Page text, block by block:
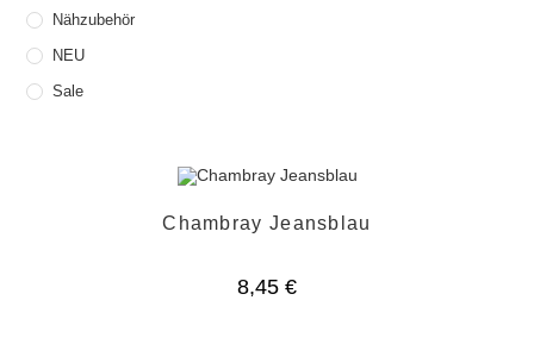
Nähzubehör
NEU
Sale
Chambray Jeansblau
8,45 €